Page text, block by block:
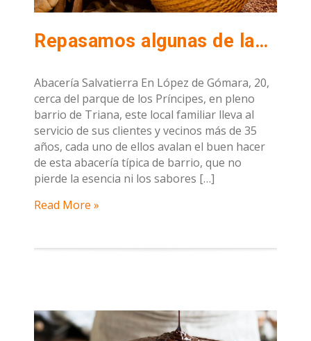
Repasamos algunas de las mejores Abacerías de Sevilla
Abacería Salvatierra En López de Gómara, 20,
cerca del parque de los Príncipes, en pleno
barrio de Triana, este local familiar lleva al
servicio de sus clientes y vecinos más de 35
años, cada uno de ellos avalan el buen hacer
de esta abacería típica de barrio, que no
pierde la esencia ni los sabores […]
Read More »